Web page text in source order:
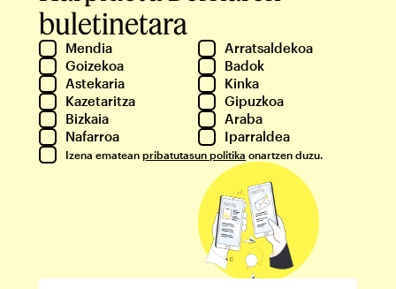
buletinetara
Mendia
Arratsaldekoa
Goizekoa
Badok
Astekaria
Kinka
Kazetaritza
Gipuzkoa
Bizkaia
Araba
Nafarroa
Iparraldea
Izena ematean pribatutasun politika onartzen duzu.